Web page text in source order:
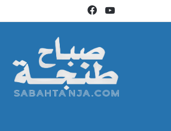
فيسبوكيوتيوب